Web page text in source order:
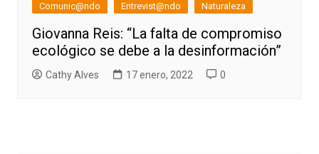
Comunic@ndo Entrevist@ndo Naturaleza
Giovanna Reis: “La falta de compromiso
ecológico se debe a la desinformación”
Cathy Alves 17 enero, 2022 0